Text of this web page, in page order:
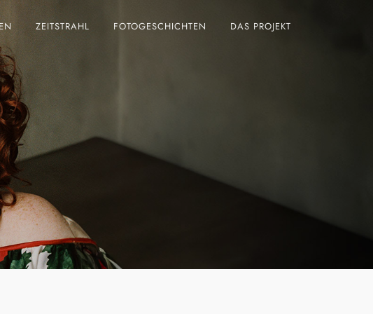
ZEITSTRAHL FOTOGESCHICHTEN DAS PROJEKT